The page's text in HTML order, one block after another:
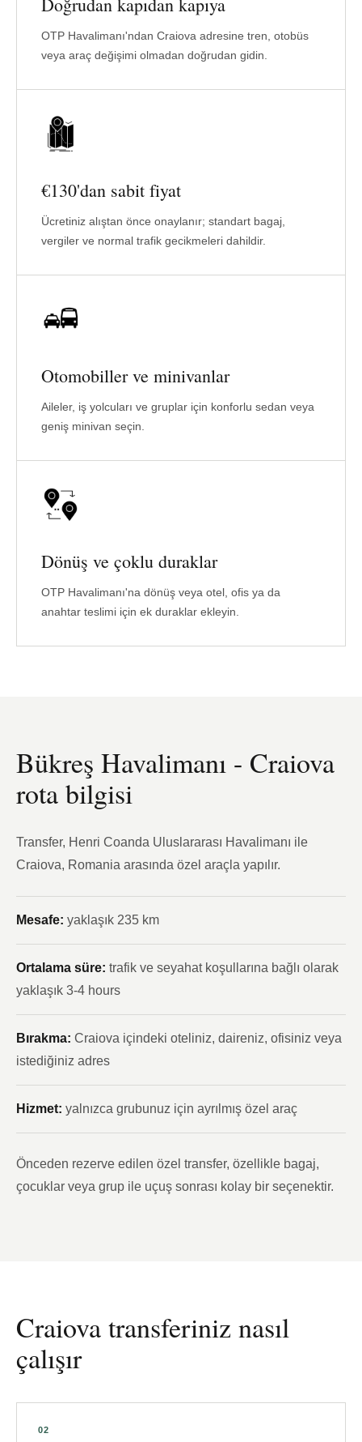
OTP Havalimanı'ndan Craiova adresine tren, otobüs
veya araç değişimi olmadan doğrudan gidin.
€130'dan sabit fiyat
Ücretiniz alıştan önce onaylanır; standart bagaj,
vergiler ve normal trafik gecikmeleri dahildir.
Otomobiller ve minivanlar
Aileler, iş yolcuları ve gruplar için konforlu sedan veya
geniş minivan seçin.
Dönüş ve çoklu duraklar
OTP Havalimanı'na dönüş veya otel, ofis ya da
anahtar teslimi için ek duraklar ekleyin.
Bükreş Havalimanı - Craiova
rota bilgisi
Transfer, Henri Coanda Uluslararası Havalimanı ile
Craiova, Romania arasında özel araçla yapılır.
Mesafe: yaklaşık 235 km
Ortalama süre: trafik ve seyahat koşullarına bağlı olarak
yaklaşık 3-4 hours
Bırakma: Craiova içindeki oteliniz, daireniz, ofisiniz veya
istediğiniz adres
Hizmet: yalnızca grubunuz için ayrılmış özel araç
Önceden rezerve edilen özel transfer, özellikle bagaj,
çocuklar veya grup ile uçuş sonrası kolay bir seçenektir.
Craiova transferiniz nasıl
çalışır